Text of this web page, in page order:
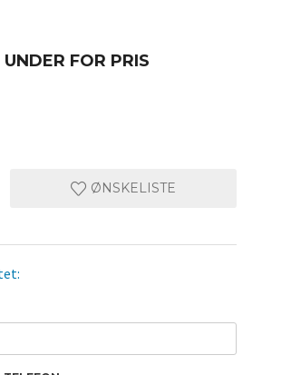
FOR PRIS
ØNSKELISTE